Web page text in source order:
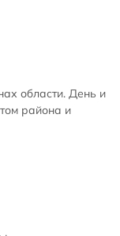
области. День и
района и